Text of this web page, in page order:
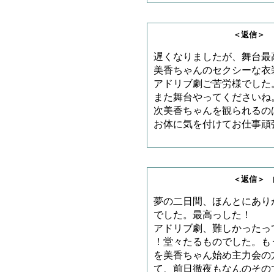
＜返信＞ ヒイロさ
遅くなりましたが、舞台
美香ちゃんのセクシーな
アドリブ劇ご苦労様でし
また舞台やってください
次美香ちゃんを観られる
お体に気を付けてお仕事
＜返信＞ 由稀さ
夢の二日間、ほんとにあ
でした。最高っした！
アドリブ劇、難しかった
！堂々たるものでした。
を美香ちゃん始め主力会
て、前日徹夜もなんのそ